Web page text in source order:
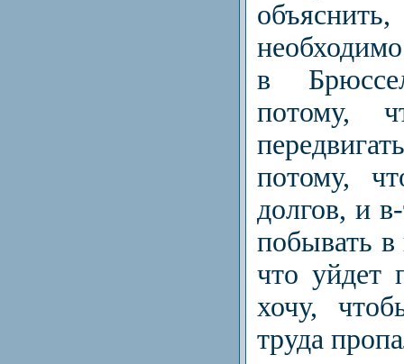
в
потому,
потому,
долгов, и
побывать в
что уйдет
хочу,
труда